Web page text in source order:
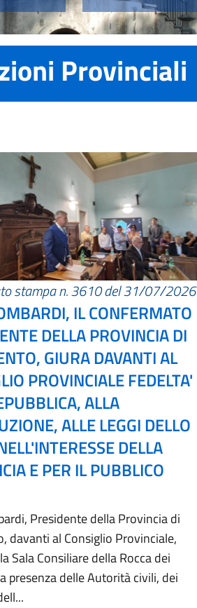
Provinciali
stampa n. 3610 del 31/07/2026
IL CONFERMATO
DELLA PROVINCIA DI
GIURA DAVANTI AL
PROVINCIALE FEDELTA'
ALLA
ALLE LEGGI DELLO
DELLA
E PER IL PUBBLICO
Presidente della Provincia di
davanti al Consiglio Provinciale,
Sala Consiliare della Rocca dei
presenza delle Autorità civili, dei